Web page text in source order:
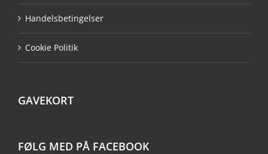
Handelsbetingelser
Cookie Politik
GAVEKORT
FØLG MED PÅ FACEBOOK